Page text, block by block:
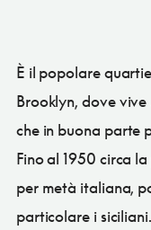
È il popolare
Brooklyn, dove
che in buona parte
Fino al 1950 circa
per metà italiana,
particolare i